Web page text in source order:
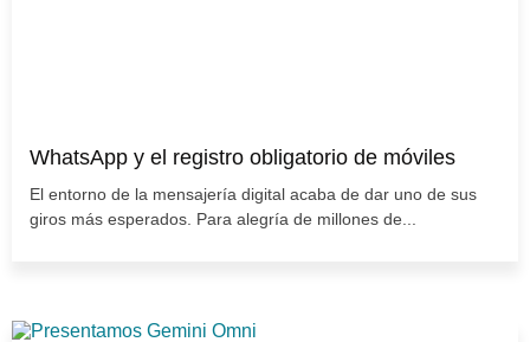
WhatsApp y el registro obligatorio de móviles
El entorno de la mensajería digital acaba de dar uno de sus
giros más esperados. Para alegría de millones de...